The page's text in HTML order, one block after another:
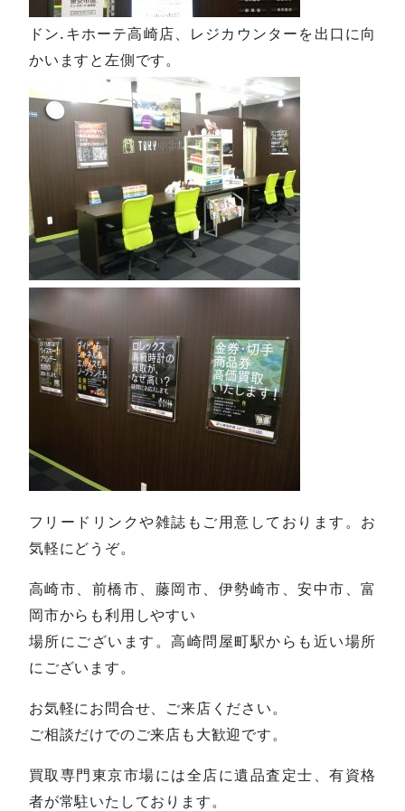
ドン.キホーテ高崎店、レジカウンターを出口に向
かいますと左側です。
フリードリンクや雑誌もご用意しております。お
気軽にどうぞ。
高崎市、前橋市、藤岡市、伊勢崎市、安中市、富
岡市からも利用しやすい
場所にございます。高崎問屋町駅からも近い場所
にございます。
お気軽にお問合せ、ご来店ください。
ご相談だけでのご来店も大歓迎です。
買取専門東京市場には全店に遺品査定士、有資格
者が常駐いたしております。